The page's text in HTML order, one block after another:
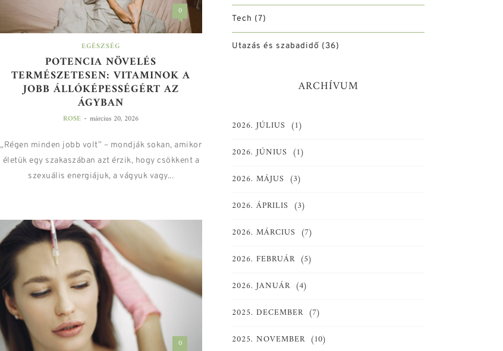
0
EGÉSZSÉG
POTENCIA NÖVELÉS
TERMÉSZETESEN: VITAMINOK A
JOBB ÁLLÓKÉPESSÉGÉRT AZ
ÁGYBAN
ROSE - március 20, 2026
„Régen minden jobb volt” – mondják sokan, amikor
életük egy szakaszában azt érzik, hogy csökkent a
szexuális energiájuk, a vágyuk vagy...
0
Tech (7)
Utazás és szabadidő (36)
ARCHÍVUM
2026. JÚLIUS (1)
2026. JÚNIUS (1)
2026. MÁJUS (3)
2026. ÁPRILIS (3)
2026. MÁRCIUS (7)
2026. FEBRUÁR (5)
2026. JANUÁR (4)
2025. DECEMBER (7)
2025. NOVEMBER (10)